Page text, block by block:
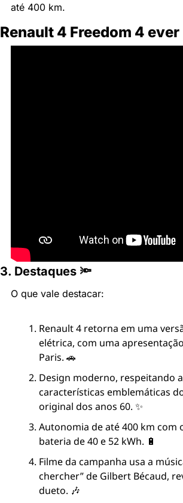
até 400 km.
Renault 4 Freedom 4 ever
3. Destaques 🔦
O que vale destacar:
Renault 4 retorna em uma
elétrica, com uma
Paris. 🚗
Design moderno, respeitando
características emblemáticas
original dos anos 60. ✨
Autonomia de até 400 km com
bateria de 40 e 52 kWh. 🔋
Filme da campanha usa a
chercher” de Gilbert Bécaud,
dueto. 🎶